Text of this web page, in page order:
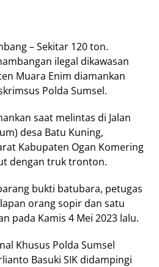
– Sekitar 120 ton.
ilegal dikawasan
Muara Enim diamankan
Polda Sumsel.
saat melintas di Jalan
desa Batu Kuning,
Kabupaten Ogan Komering
dengan truk tronton.
bukti batubara, petugas
orang sopir dan satu
pada Kamis 4 Mei 2023 lalu.
Khusus Polda Sumsel
Basuki SIK didampingi